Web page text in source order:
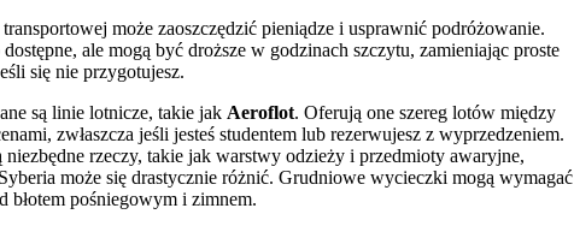
może zaoszczędzić pieniądze i usprawnić podróżowanie.
ale mogą być droższe w godzinach szczytu, zamieniając proste
się nie przygotujesz.
są linie lotnicze, takie jak Aeroflot. Oferują one szereg lotów między
zwłaszcza jeśli jesteś studentem lub rezerwujesz z wyprzedzeniem.
rzeczy, takie jak warstwy odzieży i przedmioty awaryjne,
może się drastycznie różnić. Grudniowe wycieczki mogą wymagać
błotem pośniegowym i zimnem.